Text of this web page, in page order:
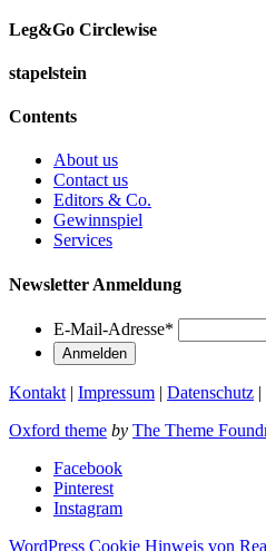
Leg&Go Circlewise
stapelstein
Contents
About us
Contact us
Editors & Co.
Gewinnspiel
Services
Newsletter Anmeldung
E-Mail-Adresse*
Kontakt | Impressum | Datenschutz |
Oxford theme by The Theme
Facebook
Pinterest
Instagram
WordPress Cookie Hinweis von